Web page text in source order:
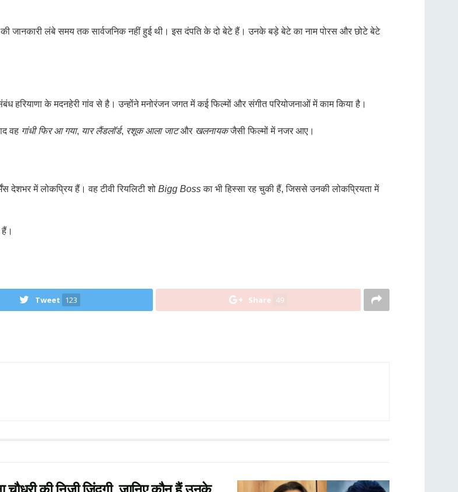
की जानकारी लंबे समय तक सार्वजनिक नहीं हुई थी। इस दंपति के दो बेटे हैं। उनके बड़े बेटे का नाम पोरस और छोटे बेटे
हरियाणा के मदनहेरी गांव से है। उन्होंने मनोरंजन जगत में कई फिल्मों और संगीत परियोजनाओं में काम किया है।
वह गांधी फिर आ गया, यार लैंडलॉर्ड, रशूक आला जाटऔर खलनायकजैसी फिल्मों में नजर आए।
देशभर में लोकप्रिय हैं। वह टीवी रियलिटी शो Bigg Bossका भी हिस्सा रह चुकी हैं, जिससे उनकी लोकप्रियता में
Tweet 123 Share 49